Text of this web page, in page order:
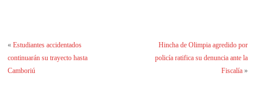
«Estudiantes accidentados
continuarán su trayecto hasta
Camboriú
Hincha de Olimpia agredido por
policía ratifica su denuncia ante la
Fiscalía»